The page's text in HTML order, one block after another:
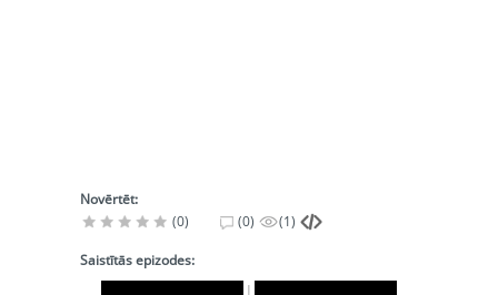
Novērtēt:
(0)
(0) (1)
Saistītās epizodes: